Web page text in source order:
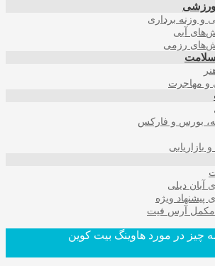
ورزشی
و وزنه برداری
آبی
رزمی
سلامت
و مهاجرت
بورس و فارکس
بازاریابی
آبان دیلی
پیشنهاد ویژه
مکمل آرس فیت
چیز در مورد هاوینگ بیت کوین